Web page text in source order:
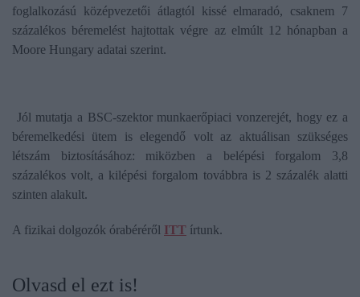
foglalkozású középvezetői átlagtól kissé elmaradó, csaknem 7
százalékos béremelést hajtottak végre az elmúlt 12 hónapban a
Moore Hungary adatai szerint.
Jól mutatja a BSC-szektor munkaerőpiaci vonzerejét, hogy ez a
béremelkedési ütem is elegendő volt az aktuálisan szükséges
létszám biztosításához: miközben a belépési forgalom 3,8
százalékos volt, a kilépési forgalom továbbra is 2 százalék alatti
szinten alakult.
A fizikai dolgozók órabéréről ITT írtunk.
Olvasd el ezt is!